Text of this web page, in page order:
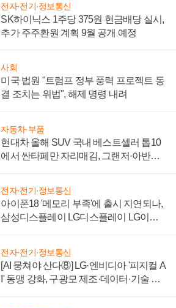
전자·전기·정보통신
SK하이닉스 1주당 375원 현금배당 실시,
추가 주주환원 계획 9월 공개 예정
사회
미국 법원 "트럼프 정부 풍력 프로젝트 동
결 조치는 위법", 해제 명령 내려
자동차·부품
현대차 올해 SUV 국내 베스트셀러 톱10
에서 싼타페만 자리매김, 그랜저·아반떼
전자·전기·정보통신
아이폰18 '메모리 부족'에 출시 지연되나,
삼성디스플레이 LG디스플레이 LG이노
전자·전기·정보통신
[AI 뭉쳐야 산다⑧] LG·엔비디아 '피지컬 A
I' 동맹 강화, 구광모 제조·데이터·기술 결